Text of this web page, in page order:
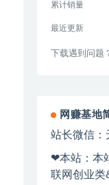
累计销量
最近更新
下载遇到问
网赚基地
站长微信：
❤本站：本
联网创业类